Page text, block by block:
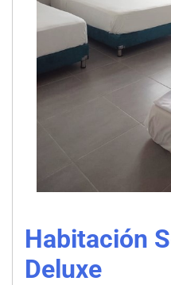
Habitación
Deluxe